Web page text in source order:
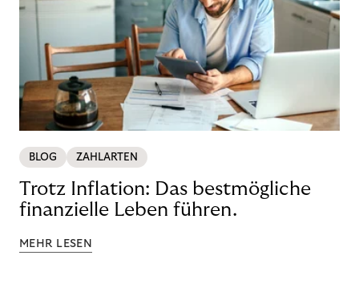
BLOG ZAHLARTEN
Trotz Inflation: Das bestmögliche
finanzielle Leben führen.
MEHR LESEN